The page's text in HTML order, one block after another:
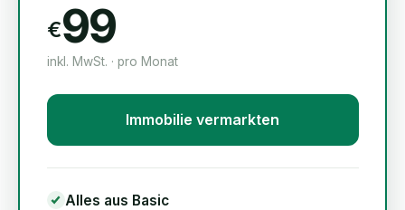
€99
inkl. MwSt. · pro Monat
Immobilie vermarkten
Alles aus Basic